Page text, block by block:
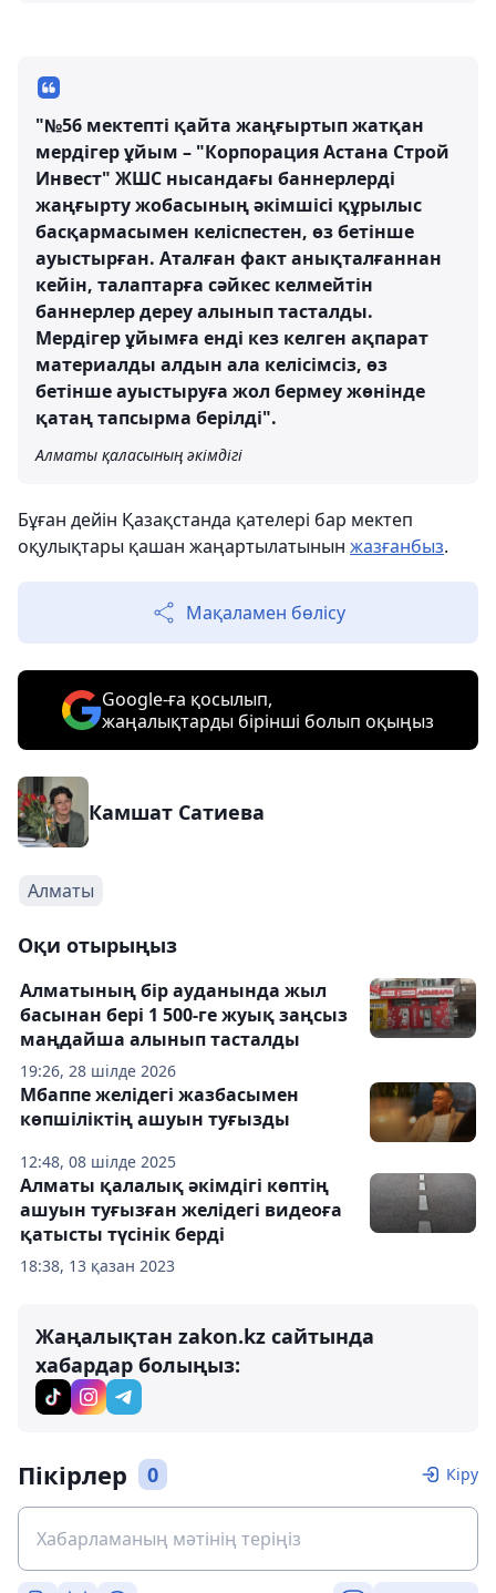
"№56 мектепті қайта жаңғыртып жатқан
мердігер ұйым – "Корпорация Астана Строй
Инвест" ЖШС нысандағы баннерлерді
жаңғырту жобасының әкімшісі құрылыс
басқармасымен келіспестен, өз бетінше
ауыстырған. Аталған факт анықталғаннан
кейін, талаптарға сәйкес келмейтін
баннерлер дереу алынып тасталды.
Мердігер ұйымға енді кез келген ақпарат
материалды алдын ала келісімсіз, өз
бетінше ауыстыруға жол бермеу жөнінде
қатаң тапсырма берілді".
Алматы қаласының әкімдігі
Бұған дейін Қазақстанда қателері бар мектеп
оқулықтары қашан жаңартылатынын жазғанбыз.
Мақаламен бөлісу
Google-ға қосылып,
жаңалықтарды бірінші болып оқыңыз
Камшат Сатиева
Алматы
Оқи отырыңыз
19:26, 28 шілде 2026
Алматының бір ауданында жыл
басынан бері 1 500-ге жуық заңсыз
маңдайша алынып тасталды
12:48, 08 шілде 2025
Мбаппе желідегі жазбасымен
көпшіліктің ашуын туғызды
18:38, 13 қазан 2023
Алматы қалалық әкімдігі көптің
ашуын туғызған желідегі видеоға
қатысты түсінік берді
Жаңалықтан zakon.kz сайтында
хабардар болыңыз:
Пікірлер 0 Кіру